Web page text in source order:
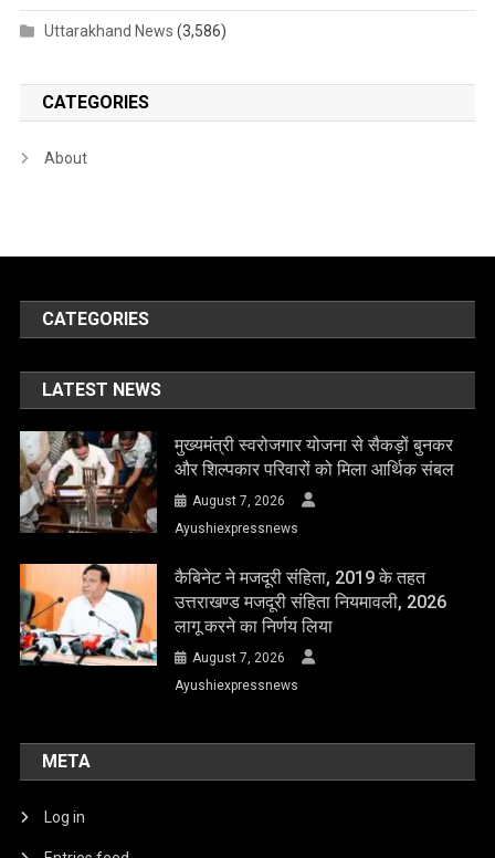
Uttarakhand News (3,586)
CATEGORIES
About
CATEGORIES
LATEST NEWS
मुख्यमंत्री स्वरोजगार योजना से सैकड़ों बुनकर
और शिल्पकार परिवारों को मिला आर्थिक संबल
August 7, 2026
Ayushiexpressnews
कैबिनेट ने मजदूरी संहिता, 2019 के तहत
उत्तराखण्ड मजदूरी संहिता नियमावली, 2026
लागू करने का निर्णय लिया
August 7, 2026
Ayushiexpressnews
META
Log in